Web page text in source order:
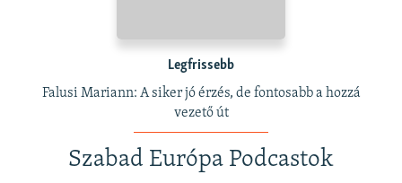
Legfrissebb
Falusi Mariann: A siker jó érzés, de fontosabb a hozzá
vezető út
Szabad Európa Podcastok